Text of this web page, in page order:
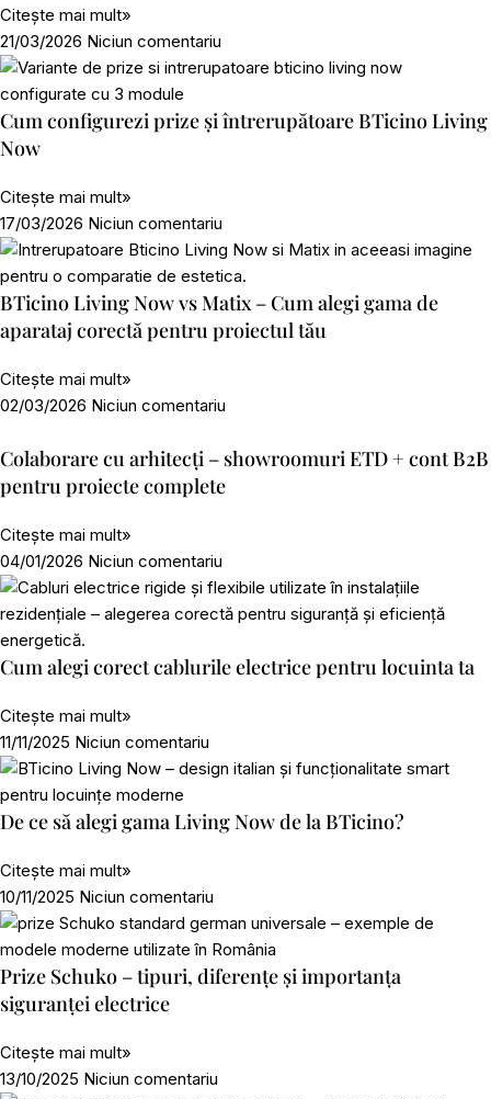
Citește mai mult»
21/03/2026 Niciun comentariu
Cum configurezi prize și întrerupătoare BTicino Living
Now
Citește mai mult»
17/03/2026 Niciun comentariu
BTicino Living Now vs Matix – Cum alegi gama de
aparataj corectă pentru proiectul tău
Citește mai mult»
02/03/2026 Niciun comentariu
Colaborare cu arhitecți – showroomuri ETD + cont B2B
pentru proiecte complete
Citește mai mult»
04/01/2026 Niciun comentariu
Cum alegi corect cablurile electrice pentru locuinta ta
Citește mai mult»
11/11/2025 Niciun comentariu
De ce să alegi gama Living Now de la BTicino?
Citește mai mult»
10/11/2025 Niciun comentariu
Prize Schuko – tipuri, diferențe și importanța
siguranței electrice
Citește mai mult»
13/10/2025 Niciun comentariu